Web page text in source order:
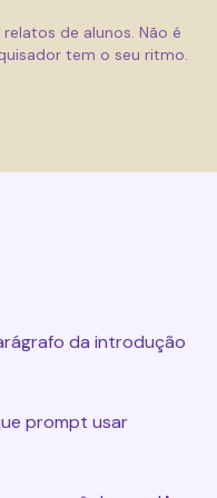
de alunos. Não é
tem o seu ritmo.
da introdução
prompt usar